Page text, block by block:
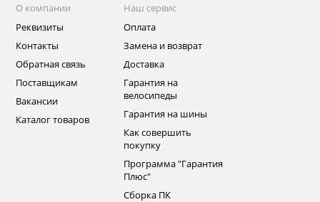
О компании
Реквизиты
Контакты
Обратная связь
Поставщикам
Вакансии
Каталог товаров
Наш сервис
Оплата
Замена и возврат
Доставка
Гарантия на
велосипеды
Гарантия на шины
Как совершить
покупку
Программа "Гарантия
Плюс"
Сборка ПК